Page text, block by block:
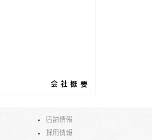
会社概要
​店舗情報
採用情報